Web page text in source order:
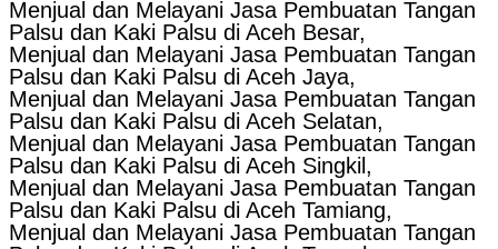
Menjual dan Melayani Jasa Pembuatan Tangan
Palsu dan Kaki Palsu di Aceh Besar,
Menjual dan Melayani Jasa Pembuatan Tangan
Palsu dan Kaki Palsu di Aceh Jaya,
Menjual dan Melayani Jasa Pembuatan Tangan
Palsu dan Kaki Palsu di Aceh Selatan,
Menjual dan Melayani Jasa Pembuatan Tangan
Palsu dan Kaki Palsu di Aceh Singkil,
Menjual dan Melayani Jasa Pembuatan Tangan
Palsu dan Kaki Palsu di Aceh Tamiang,
Menjual dan Melayani Jasa Pembuatan Tangan